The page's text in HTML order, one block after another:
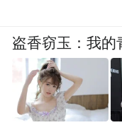
盗香窃玉：我的